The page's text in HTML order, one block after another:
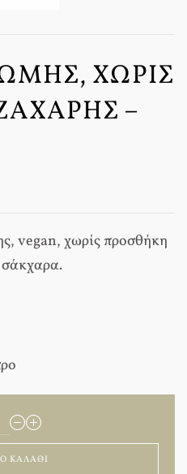
ΧΩΡΊΣ
–
vegan, χωρίς προσθήκη
ΚΑΛΆΘΙ